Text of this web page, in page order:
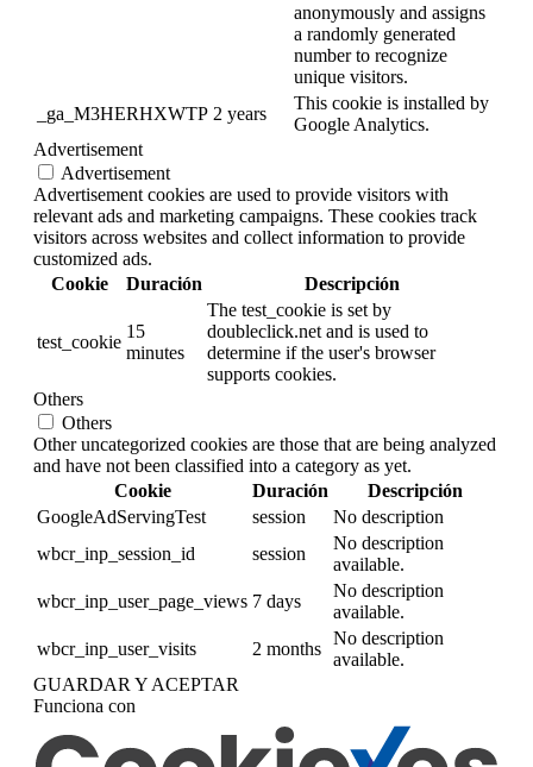
anonymously and assigns
a randomly generated
number to recognize
unique visitors.
_ga_M3HERHXWTP 2 years
This cookie is installed by
Google Analytics.
Advertisement
Advertisement
Advertisement cookies are used to provide visitors with
relevant ads and marketing campaigns. These cookies track
visitors across websites and collect information to provide
customized ads.
Cookie
Duración Descripción
test_cookie
15
minutes
The test_cookie is set by
doubleclick.net and is used to
determine if the user's browser
supports cookies.
Others
Others
Other uncategorized cookies are those that are being analyzed
and have not been classified into a category as yet.
Cookie
Duración
Descripción
GoogleAdServingTest
session
No description
wbcr_inp_session_id
session
No description
available.
wbcr_inp_user_page_views 7 days
No description
available.
wbcr_inp_user_visits
2 months
No description
available.
GUARDAR Y ACEPTAR
Funciona con